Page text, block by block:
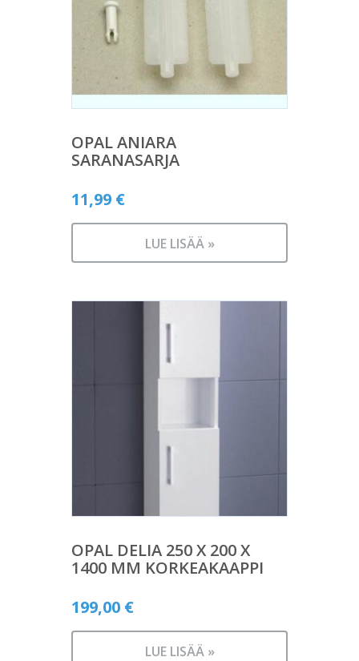
OPAL ANIARA
SARANASARJA
11,99 €
LUE LISÄÄ »
OPAL DELIA 250 X 200 X
1400 MM KORKEAKAAPPI
199,00 €
LUE LISÄÄ »